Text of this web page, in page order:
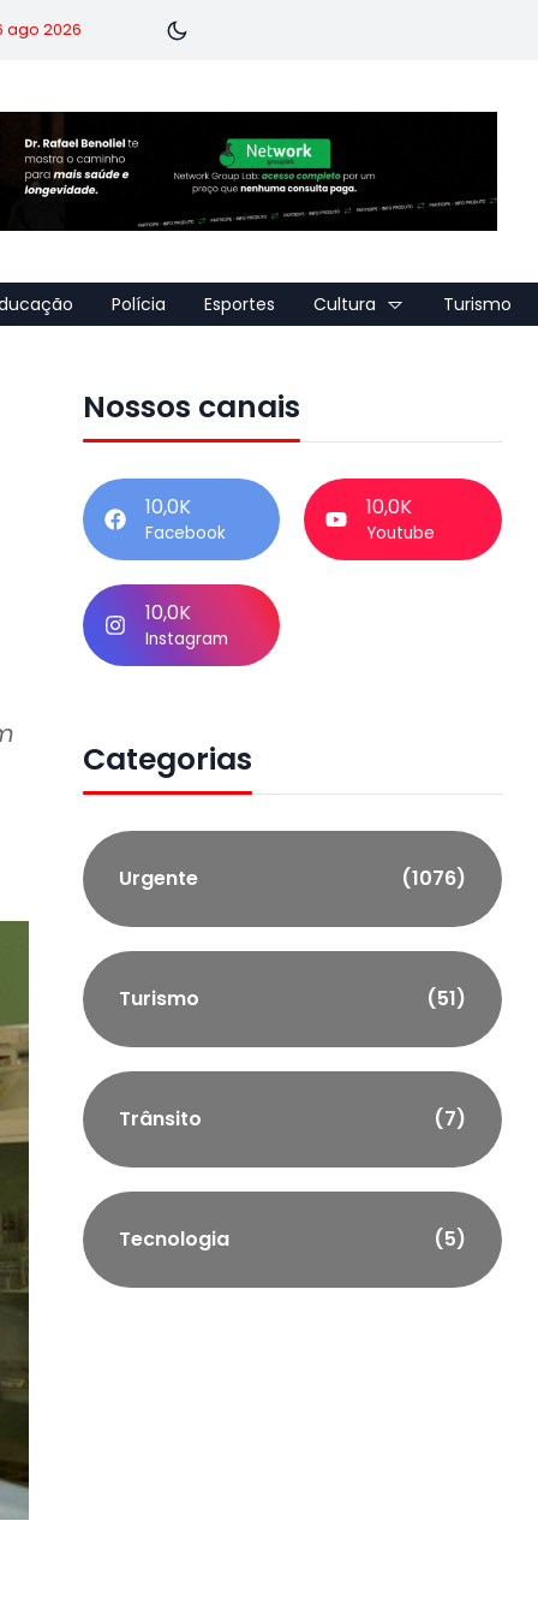
ago 2026
Polícia Esportes Cultura Turismo
Nossos canais
10,0K
Facebook
10,0K
Youtube
10,0K
Instagram
Categorias
Urgente (1076)
Turismo (51)
Trânsito (7)
Tecnologia (5)